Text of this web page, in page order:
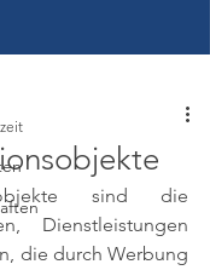
sind die
Dienstleistungen
die durch Werbung